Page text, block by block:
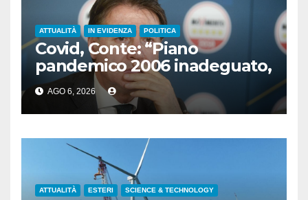
ATTUALITÀ IN EVIDENZA POLITICA
Covid, Conte: “Piano
pandemico 2006 inadeguato,
virus senza precedenti”
AGO 6, 2026
ATTUALITÀ ESTERI SCIENCE & TECHNOLOGY